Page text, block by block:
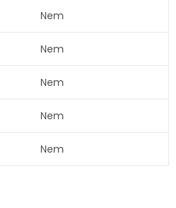
Nem
Nem
Nem
Nem
Nem